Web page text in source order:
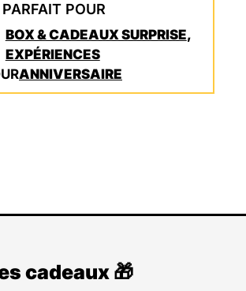
POUR
BOX & CADEAUX SURPRISE,
EXPÉRIENCES
ANNIVERSAIRE
cadeaux 🎁